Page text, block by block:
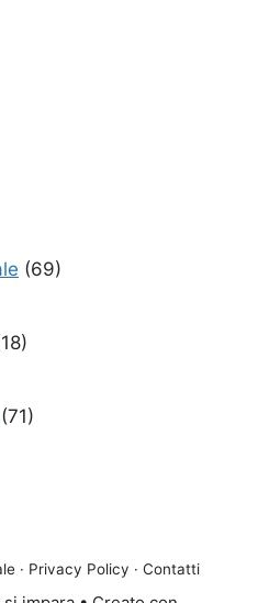
(69)
(71)
· Privacy Policy · Contatti